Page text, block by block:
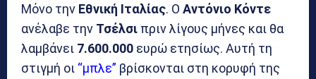
Μόνο την Εθνική Ιταλίας. Ο Αντόνιο Κόντε
ανέλαβε την Τσέλσι πριν λίγους μήνες και θα
λαμβάνει 7.600.000 ευρώ ετησίως. Αυτή τη
στιγμή οι “μπλε” βρίσκονται στη κορυφή της